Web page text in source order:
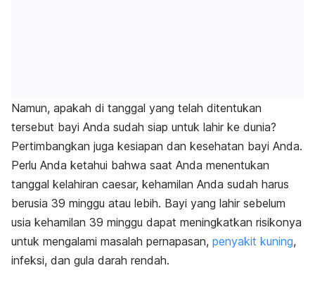
Namun, apakah di tanggal yang telah ditentukan
tersebut bayi Anda sudah siap untuk lahir ke dunia?
Pertimbangkan juga kesiapan dan kesehatan bayi Anda.
Perlu Anda ketahui bahwa saat Anda menentukan
tanggal kelahiran caesar, kehamilan Anda sudah harus
berusia 39 minggu atau lebih. Bayi yang lahir sebelum
usia kehamilan 39 minggu dapat meningkatkan risikonya
untuk mengalami masalah pernapasan, penyakit kuning,
infeksi, dan gula darah rendah.